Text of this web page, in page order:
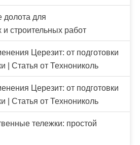
долота для
и строительных работ
Церезит: от подготовки
| Статья от Технониколь
Церезит: от подготовки
| Статья от Технониколь
тележки: простой